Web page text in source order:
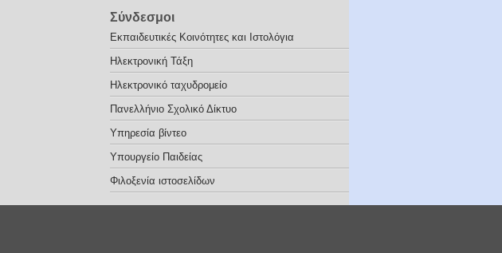
Σύνδεσμοι
Εκπαιδευτικές Κοινότητες και Ιστολόγια
Ηλεκτρονική Τάξη
Ηλεκτρονικό ταχυδρομείο
Πανελλήνιο Σχολικό Δίκτυο
Υπηρεσία βίντεο
Υπουργείο Παιδείας
Φιλοξενία ιστοσελίδων